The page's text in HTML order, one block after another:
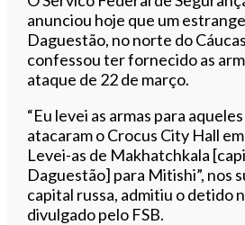
anunciou hoje que um
Daguestão, no norte do
confessou ter fornecido as
ataque de 22 de março.
“Eu levei as armas para
atacaram o Crocus City Hall
Levei-as de Makhatchkala
Daguestão] para Mitishi”, nos
capital russa, admitiu o detido
divulgado pelo FSB.